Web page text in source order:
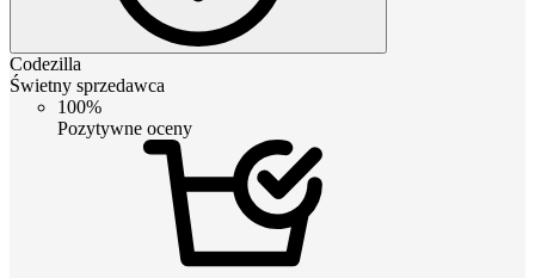
Codezilla
Świetny sprzedawca
100%
Pozytywne oceny